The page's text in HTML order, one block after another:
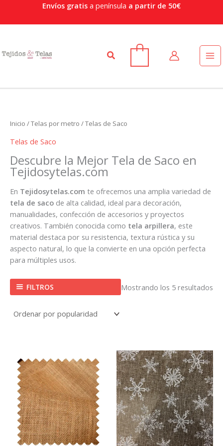
Envíos gratis a península a partir de 50€
Buscar
Inicio /Telas por metro / Telas de Saco
Telas de Saco
Descubre la Mejor Tela de Saco en
Tejidosytelas.com
En Tejidosytelas.com te ofrecemos una amplia variedad de
tela de saco de alta calidad, ideal para decoración,
manualidades, confección de accesorios y proyectos
creativos. También conocida como tela arpillera, este
material destaca por su resistencia, textura rústica y su
aspecto natural, lo que la convierte en una opción perfecta
para múltiples usos.
FILTROS Mostrando los 5 resultados
producto
tiene
múltiples
variantes.
Las
opciones
se